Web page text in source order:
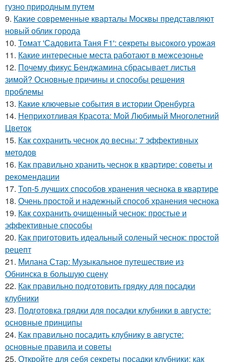
гузно природным путем
9. Какие современные кварталы Москвы представляют
новый облик города
10. Томат 'Садовита Таня F1': секреты высокого урожая
11. Какие интересные места работают в межсезонье
12. Почему фикус Бенджамина сбрасывает листья
зимой? Основные причины и способы решения
проблемы
13. Какие ключевые события в истории Оренбурга
14. Неприхотливая Красота: Мой Любимый Многолетний
Цветок
15. Как сохранить чеснок до весны: 7 эффективных
методов
16. Как правильно хранить чеснок в квартире: советы и
рекомендации
17. Топ-5 лучших способов хранения чеснока в квартире
18. Очень простой и надежный способ хранения чеснока
19. Как сохранить очищенный чеснок: простые и
эффективные способы
20. Как приготовить идеальный соленый чеснок: простой
рецепт
21. Милана Стар: Музыкальное путешествие из
Обнинска в большую сцену
22. Как правильно подготовить грядку для посадки
клубники
23. Подготовка грядки для посадки клубники в августе:
основные принципы
24. Как правильно посадить клубнику в августе:
основные правила и советы
25. Откройте для себя секреты посадки клубники: как